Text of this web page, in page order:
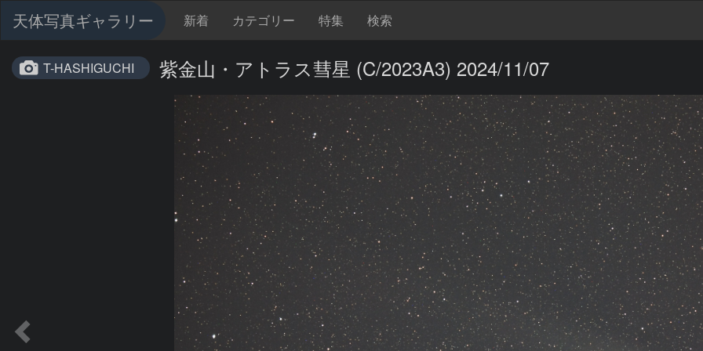
天体写真ギャラリー 新着 カテゴリー 特集 検索
T-HASHIGUCHI 紫金山・アトラス彗星 (C/2023A3) 2024/11/07